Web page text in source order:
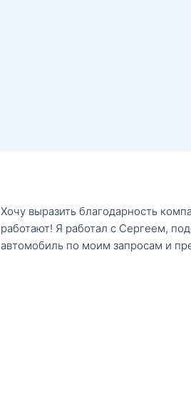
Хочу выразить благодарность
работают! Я работал с Сергеем,
автомобиль по моим запросам и